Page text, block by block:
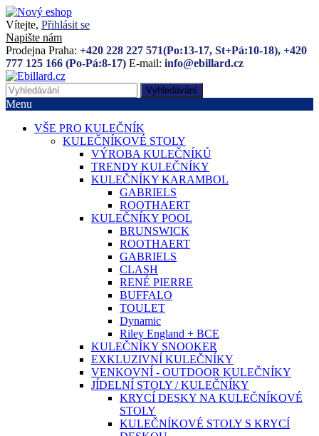
Vítejte, Přihlásit se
Napište nám
Prodejna Praha: +420 228 227 571(Po:13-17, St+Pá:10-18), +420
777 125 166 (Po-Pá:8-17) E-mail: info@ebillard.cz
Vyhledávání
Menu
VŠE PRO KULEČNÍK
KULEČNÍKOVÉ STOLY
VÝROBA KULEČNÍKŮ
TRENDY KULEČNÍKY
KULEČNÍKY KARAMBOL
GABRIELS
ROOTHAERT
KULEČNÍKY POOL
BRUNSWICK
ROOTHAERT
GABRIELS
CLASH
RENÉ PIERRE
BUFFALO
TOULET
Dynamic
Riley England + BCE
KULEČNÍKY SNOOKER
EXKLUZIVNÍ KULEČNÍKY
VENKOVNÍ - OUTDOOR KULEČNÍKY
JÍDELNÍ STOLY / KULEČNÍKY
KRYCÍ DESKY NA KULEČNÍKOVÉ
STOLY
KULEČNÍKOVÉ STOLY S KRYCÍ